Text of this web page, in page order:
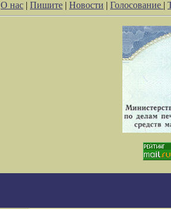
О нас | Пишите | Новости | Голосование |